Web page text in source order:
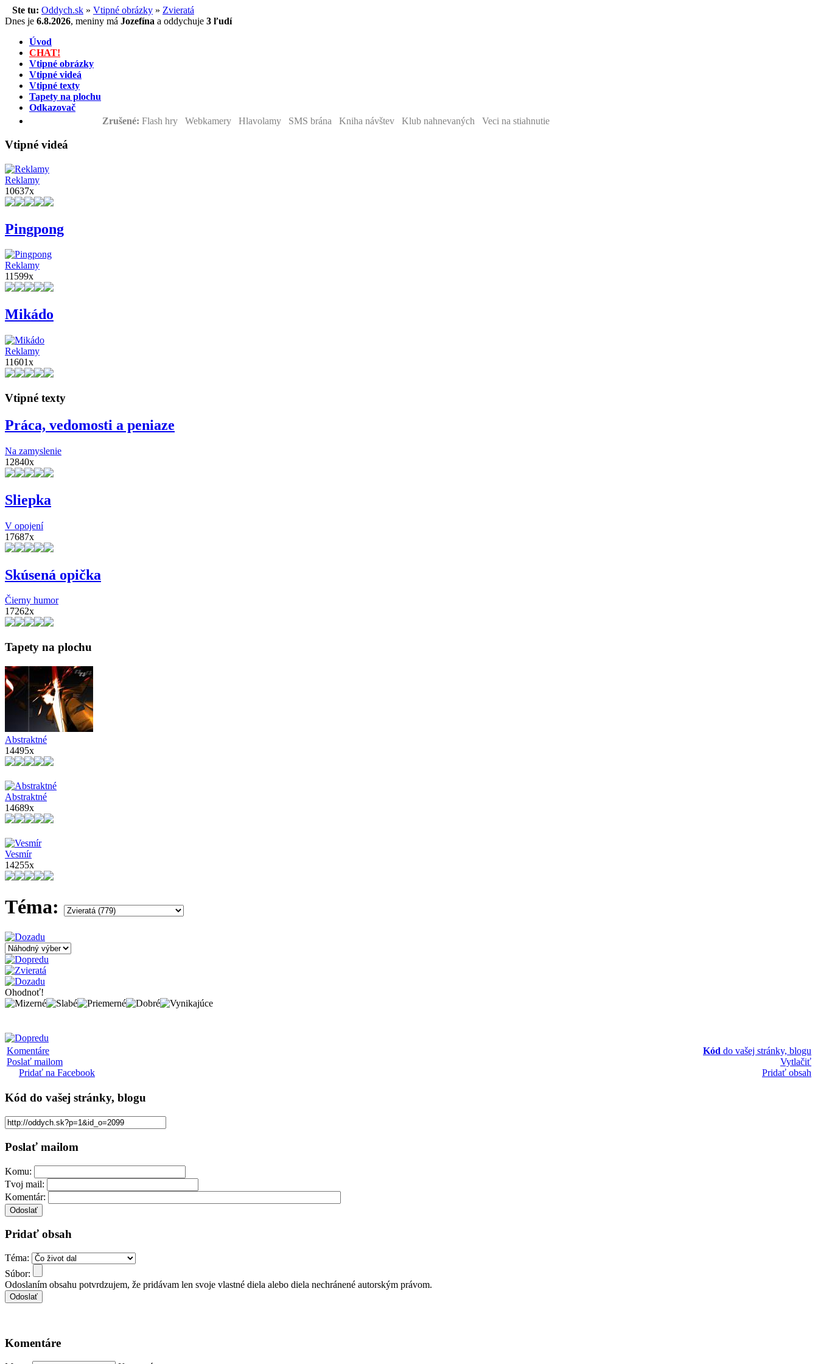
Ste tu: Oddych.sk » Vtipné obrázky » Zvieratá
Dnes je 6.8.2026, meniny má Jozefína a oddychuje 3 ľudí
Úvod
CHAT!
Vtipné obrázky
Vtipné videá
Vtipné texty
Tapety na plochu
Odkazovač
Zrušené: Flash hry Webkamery Hlavolamy SMS brána Kniha návštev Klub nahnevaných Veci na stiahnutie
Vtipné videá
Reklamy
10637x
Pingpong
Reklamy
11599x
Mikádo
Reklamy
11601x
Vtipné texty
Práca, vedomosti a peniaze
Na zamyslenie
12840x
Sliepka
V opojení
17687x
Skúsená opička
Čierny humor
17262x
Tapety na plochu
Abstraktné
14495x
Abstraktné
14689x
Vesmír
14255x
Téma:
Ohodnoť!
Komentáre
Poslať mailom
Pridať na Facebook
Kód do vašej stránky, blogu
Vytlačiť
Pridať obsah
Kód do vašej stránky, blogu
Poslať mailom
Komu:
Tvoj mail:
Komentár:
Pridať obsah
Téma:
Súbor:
Odoslaním obsahu potvrdzujem, že pridávam len svoje vlastné diela alebo diela nechránené autorským právom.
Komentáre